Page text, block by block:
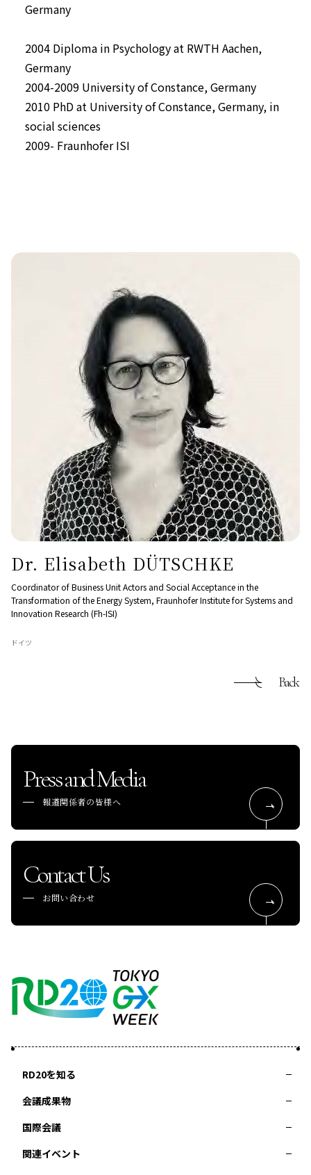
Germany
2004 Diploma in Psychology at RWTH Aachen,
Germany
2004-2009 University of Constance, Germany
2010 PhD at University of Constance, Germany, in
social sciences
2009- Fraunhofer ISI
Dr. Elisabeth DÜTSCHKE
Coordinator of Business Unit Actors and Social Acceptance in the
Transformation of the Energy System, Fraunhofer Institute for Systems and
Innovation Research (Fh-ISI)
ドイツ
Back
Press and Media
報道関係者の皆様へ
Contact Us
お問い合わせ
RD20を知る
RD20とはアクションコミッティー
会議成果物
2025-リーダーズレコメンデーション2025つくば
2023-リーダーズレコメンデーション2023福島
国際会議
第8回RD20国際会議
関連イベント